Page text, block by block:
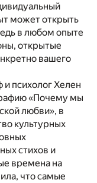
может открыть
в любом опыте
открытые
вашего
психолог Хелен
«Почему мы
любви», в
культурных
стихов и
времена на
что самые